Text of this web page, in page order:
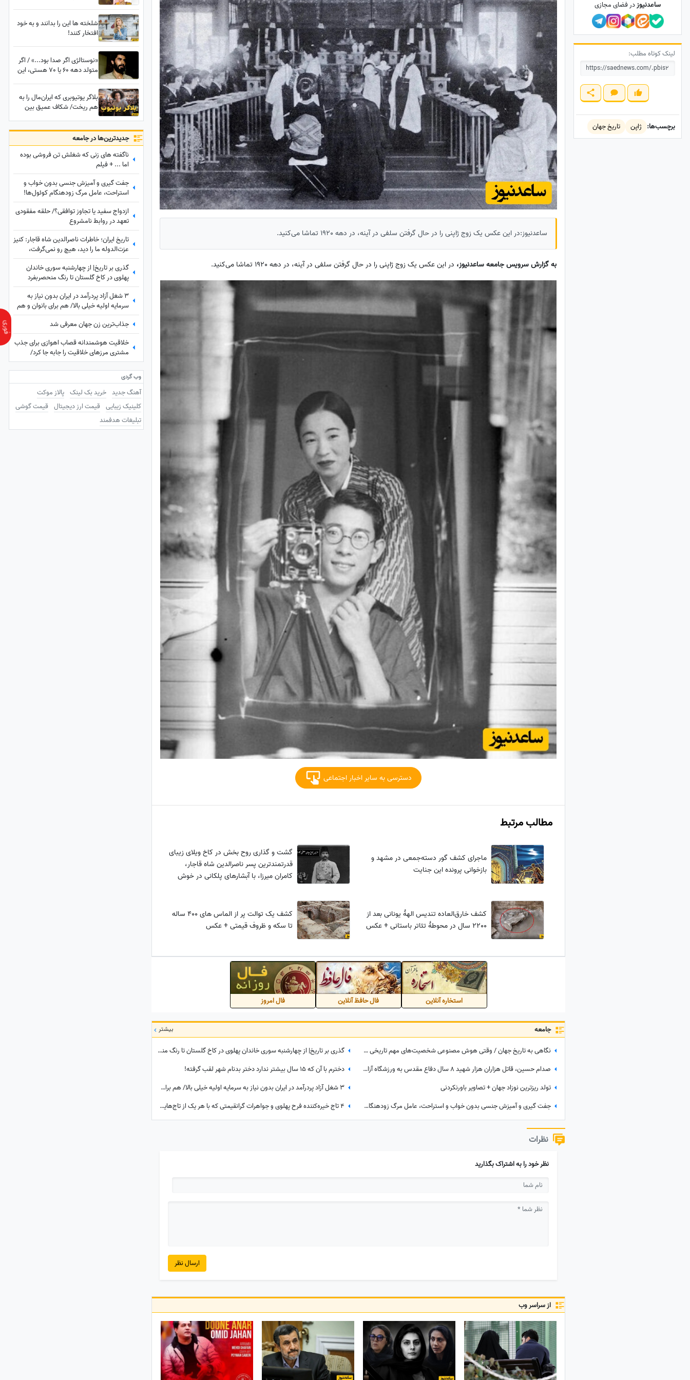
ساعدنیوز:در این عکس یک زوج ژاپنی را در حال گرفتن سلفی در آینه، در دهه 1920 تماشا می‌کنید.
به گزارش سرویس جامعه ساعدنیوز، در این عکس یک زوج ژاپنی را در حال گرفتن سلفی در آینه، در دهه 1920 تماشا می‌کنید.
دسترسی به سایر اخبار اجتماعی
مطالب مرتبط
ماجرای کشف گور دسته‌جمعی در مشهد و
بازخوانی پرونده این جنایت
گشت و گذاری روح بخش در کاخ ویلای زیبای
قدرتمندترین پسر ناصرالدین شاه قاجار،
کامران میرزا، با آبشارهای پلکانی در خوش
کشف خارق‌العاده تندیس الهۀ یونانی بعد از
2200 سال در محوطۀ تئاتر باستانی + عکس
کشف یک توالت پر از الماس های 400 ساله
تا سکه و ظروف قیمتی + عکس
استخاره آنلاین فال حافظ آنلاین فال امروز
جامعه بیشتر
نگاهی به تاریخ جهان / وقتی هوش مصنوعی شخصیت‌های مهم تاریخی را زنده می‌کند؛ از ملکه نفرتیتی و ویکتوریا تا اسکندر مقدونی و چنگیزخان + ویدئو
گذری بر تاریخ| از چهارشنبه سوری خاندان پهلوی در کاخ گلستان تا رنگ منحصربفرد شورولت کوروت 1979 در محله در گیشا، 60 سال پیش
صدام حسین، قاتل هزاران هزار شهید 8 سال دفاع مقدس به ورزشگاه آزادی تهران آمد!/ یه جو عقل هم چیز خوبیه که بعضیا ندارن!+ عکس
دخترم با آن که ۱۵ سال بیشتر ندارد دختر بدنام شهر لقب گرفته!
تولد ریزترین نوزاد جهان + تصاویر باورنکردنی
3 شغل آزاد پردرآمد در ایران بدون نیاز به سرمایه اولیه خیلی بالا/ هم برای بانوان و هم آقایون
جفت گیری و آمیزش جنسی بدون خواب و استراحت، عامل مرگ زودهنگام کوئول‌ها! +عکس
4 تاج خیره‌کننده فرح پهلوی و جواهرات گرانقیمتی که با هر یک از تاج‌هایش ست میکرد/ لاکچری‌بازی‌های بیخودی که ثروت ایران را به باد داد
نظرات
نظر خود را به اشتراک بگذارید
ارسال نظر
از سراسر وب
شلخته ها این را بدانند و به خود
افتخار کنند!
«نوستالژی اگر صدا بود...» / اگر
متولد دهه 60 یا 70 هستی، این
بلاگر یوتیوبری که ایران‌مال را به
هم ریخت/ شکاف عمیق بین
+ فیلم
جدید‌ترین‌ها در جامعه
ناگفته های زنی که شغلش تن فروشی بوده
اما ... + فیلم
جفت گیری و آمیزش جنسی بدون خواب و
استراحت، عامل مرگ زودهنگام کوئول‌ها!
+عکس
ازدواج سفید یا تجاوز توافقی؟/ حلقه مفقودی
تعهد در روابط نامشروع
تاریخ ایران؛ خاطرات ناصرالدین شاه قاجار: کنیز
عزت‌الدوله ما را دید، هیچ رو نمی‌گرفت،
بسیار خجالت کشیدیم و...
گذری بر تاریخ| از چهارشنبه سوری خاندان
پهلوی در کاخ گلستان تا رنگ منحصربفرد
شورولت کوروت 1979 در محله در گیشا، 60
سال پیش
3 شغل آزاد پردرآمد در ایران بدون نیاز به
سرمایه اولیه خیلی بالا/ هم برای بانوان و هم
آقایون
جذاب‌ترین زن جهان معرفی شد
خلاقیت هوشمندانه قصاب اهوازی برای جذب
مشتری مرزهای خلاقیت را جابه جا کرد/
مغزشو باید طلا گرفت +عکس
وب گردی
آهنگ جدید خرید بک لینک پالاز موکت
کلینیک زیبایی قیمت ارز دیجیتال قیمت گوشی
تبلیغات هدفمند
ساعدنیوزدر فضای مجازی
لینک کوتاه مطلب:
برچسب‌ها: ژاپن تاریخ جهان